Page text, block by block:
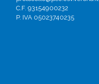
C.F. 93154900232
P. IVA 05023740235